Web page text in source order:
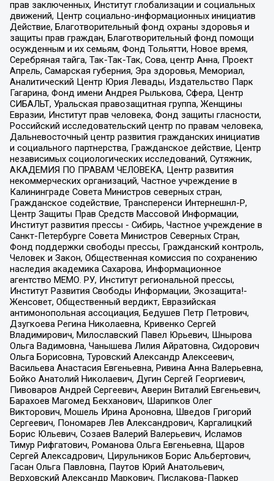
прав заключенных, Институт глобализации и социальных
движений, Центр социально-информационных инициатив
Действие, Благотворительный фонд охраны здоровья и
защиты прав граждан, Благотворительный фонд помощи
осужденным и их семьям, Фонд Тольятти, Новое время,
Серебряная тайга, Так-Так-Так, Сова, центр Анна, Проект
Апрель, Самарская губерния, Эра здоровья, Мемориал,
Аналитический Центр Юрия Левады, Издательство Парк
Гагарина, Фонд имени Андрея Рылькова, Сфера, Центр
СИБАЛЬТ, Уральская правозащитная группа, Женщины
Евразии, Институт прав человека, Фонд защиты гласности,
Российский исследовательский центр по правам человека,
Дальневосточный центр развития гражданских инициатив
и социального партнерства, Гражданское действие, Центр
независимых социологических исследований, Сутяжник,
АКАДЕМИЯ ПО ПРАВАМ ЧЕЛОВЕКА, Центр развития
некоммерческих организаций, Частное учреждение в
Калининграде Совета Министров северных стран,
Гражданское содействие, Трансперенси Интернешнл-Р,
Центр Защиты Прав Средств Массовой Информации,
Институт развития прессы - Сибирь, Частное учреждение в
Санкт-Петербурге Совета Министров Северных Стран,
Фонд поддержки свободы прессы, Гражданский контроль,
Человек и Закон, Общественная комиссия по сохранению
наследия академика Сахарова, Информационное
агентство МЕМО. РУ, Институт региональной прессы,
Институт Развития Свободы Информации, Экозащита!-
Женсовет, Общественный вердикт, Евразийская
антимонопольная ассоциация, Бедушев Петр Петрович,
Дзугкоева Регина Николаевна, Кривенко Сергей
Владимирович, Милославский Павел Юрьевич, Шнырова
Ольга Вадимовна, Чанышева Лилия Айратовна, Сидорович
Ольга Борисовна, Туровский Александр Алексеевич,
Васильева Анастасия Евгеньевна, Ривина Анна Валерьевна,
Бойко Анатолий Николаевич, Дугин Сергей Георгиевич,
Пивоваров Андрей Сергеевич, Аверин Виталий Евгеньевич,
Барахоев Магомед Бекханович, Шарипков Олег
Викторович, Мошель Ирина Ароновна, Шведов Григорий
Сергеевич, Пономарев Лев Александрович, Каргалицкий
Борис Юльевич, Созаев Валерий Валерьевич, Исламов
Тимур Рифгатович, Романова Ольга Евгеньевна, Щаров
Сергей Алексадрович, Цирульников Борис Альбертович,
Гасан Ольга Павловна, Паутов Юрий Анатольевич,
Верховский Александр Маркович, Пислакова-Паркер